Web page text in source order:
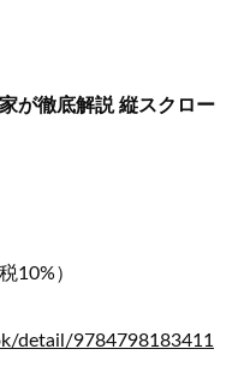
が徹底解説 縦スクロー
10%）
detail/9784798183411